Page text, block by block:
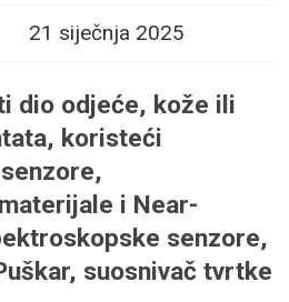
21 siječnja 2025
dio odjeće, kože ili
koristeći
i Near-
senzore,
suosnivač tvrtke